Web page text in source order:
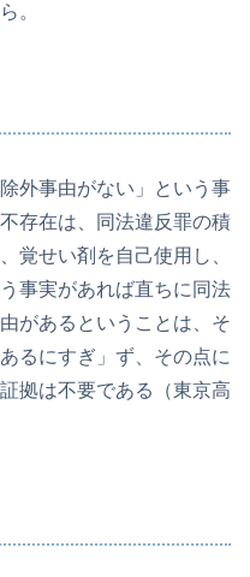
。
外事由がない」という事
存在は、同法違反罪の積
覚せい剤を自己使用し、
事実があれば直ちに同法
があるということは、そ
るにすぎ」ず、その点に
拠は不要である（東京高